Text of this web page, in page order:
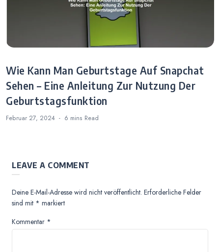
Wie Kann Man Geburtstage Auf Snapchat
Sehen – Eine Anleitung Zur Nutzung Der
Geburtstagsfunktion
Februar 27, 2024 6 mins Read
LEAVE A COMMENT
Deine E-Mail-Adresse wird nicht veröffentlicht. Erforderliche Felder
sind mit * markiert
Kommentar *